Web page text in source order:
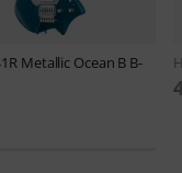
Metallic Ocean B B-